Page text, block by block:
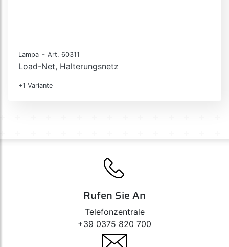
Lampa - Art. 60311
Load-Net, Halterungsnetz
+1 Variante
Rufen Sie An
Telefonzentrale
+39 0375 820 700